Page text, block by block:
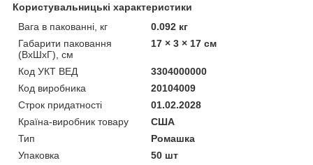
Користувальницькі характеристики
Вага в пакованні, кг
0.092 кг
Габарити паковання
(ВхШхГ), см
17 × 3 × 17 см
Код УКТ ВЕД
3304000000
Код виробника
20104009
Строк придатності
01.02.2028
Країна-виробник товару
США
Тип
Ромашка
Упаковка
50 шт